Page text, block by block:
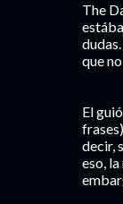
The
que
El
decir,
eso,